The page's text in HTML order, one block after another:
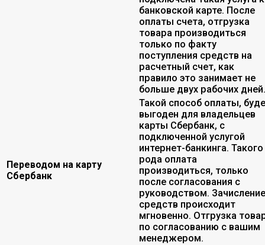
банковской карте. После
оплаты счета, отгрузка
товара производиться
только по факту
поступления средств на
расчетный счет, как
правило это занимает не
больше двух рабочих дней.
Переводом на карту
Сбербанк
Такой способ оплаты,
выгоден для владельцев
карты Сбербанк, с
подключенной услугой
интернет-банкинга. Такого
рода оплата
производиться, только
после согласования с
руководством. Зачисление
средств происходит
мгновенно. Отгрузка
по согласованию с вашим
менеджером.